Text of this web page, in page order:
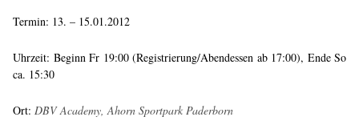
Termin: 13. – 15.01.2012
Uhrzeit: Beginn Fr 19:00 (Registrierung/Abendessen ab 17:00), Ende So
ca. 15:30
Ort: DBV Academy, Ahorn Sportpark Paderborn